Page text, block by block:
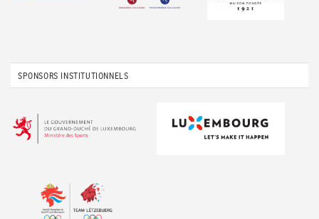
SPONSORS INSTITUTIONNELS